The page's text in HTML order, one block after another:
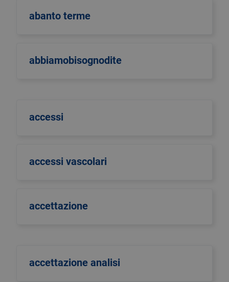
abanto terme
abbiamobisognodite
accessi
accessi vascolari
accettazione
accettazione analisi